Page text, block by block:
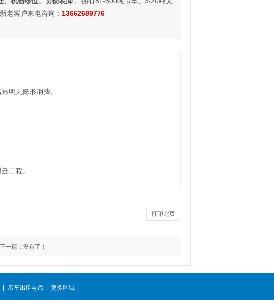
老客户来电咨询： 13662689776
明无隐形消费。
工程。
打印此页
下一篇： 没有了！
吊车出租电话 更多区域